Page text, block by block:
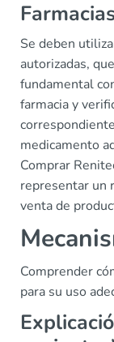
Se deben
autorizadas,
fundamental
farmacia y
medicamento
Comprar
representar un
venta de
Comprender
para su uso